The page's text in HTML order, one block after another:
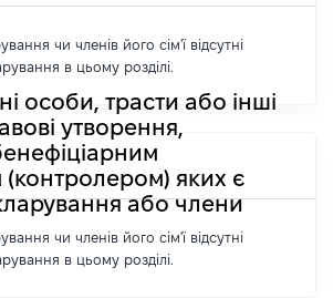
чи членів його сім'ї відсутні
в цьому розділі.
особи, трасти або інші
утворення,
яких є
або члени
чи членів його сім'ї відсутні
в цьому розділі.